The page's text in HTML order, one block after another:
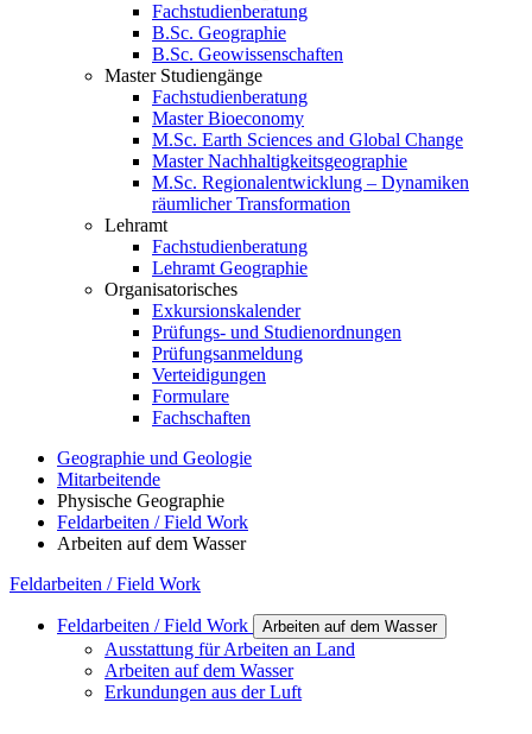
Fachstudienberatung
B.Sc. Geographie
B.Sc. Geowissenschaften
Master Studiengänge
Fachstudienberatung
Master Bioeconomy
M.Sc. Earth Sciences and Global Change
Master Nachhaltigkeitsgeographie
M.Sc. Regionalentwicklung – Dynamiken
räumlicher Transformation
Lehramt
Fachstudienberatung
Lehramt Geographie
Organisatorisches
Exkursionskalender
Prüfungs- und Studienordnungen
Prüfungsanmeldung
Verteidigungen
Formulare
Fachschaften
Geographie und Geologie
Mitarbeitende
Physische Geographie
Feldarbeiten / Field Work
Arbeiten auf dem Wasser
Feldarbeiten / Field Work
Feldarbeiten / Field Work Arbeiten auf dem Wasser
Ausstattung für Arbeiten an Land
Arbeiten auf dem Wasser
Erkundungen aus der Luft